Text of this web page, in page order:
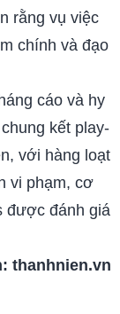
rằng vụ việc
chính và đạo
cáo và hy
kết play-
với hàng loạt
vi phạm, cơ
được đánh giá
thanhnien.vn